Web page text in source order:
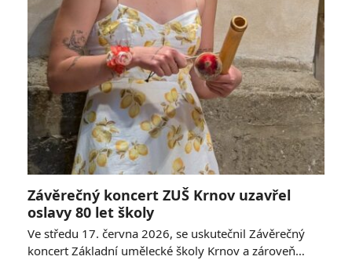
Závěrečný koncert ZUŠ Krnov uzavřel
oslavy 80 let školy
Ve středu 17. června 2026, se uskutečnil Závěrečný
koncert Základní umělecké školy Krnov a zároveň…